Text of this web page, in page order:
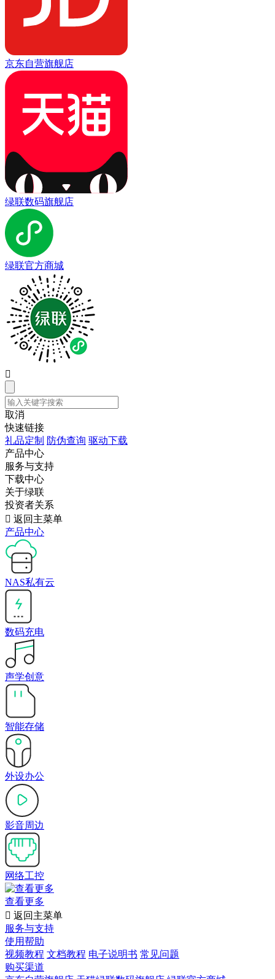
京东自营旗舰店
绿联数码旗舰店
绿联官方商城

取消
快速链接
礼品定制 防伪查询 驱动下载
产品中心
服务与支持
下载中心
关于绿联
投资者关系
 返回主菜单
产品中心
NAS私有云
数码充电
声学创意
智能存储
外设办公
影音周边
网络工控
查看更多
 返回主菜单
服务与支持
使用帮助
视频教程 文档教程 电子说明书 常见问题
购买渠道